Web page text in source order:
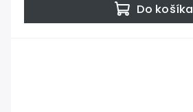
Do košíka